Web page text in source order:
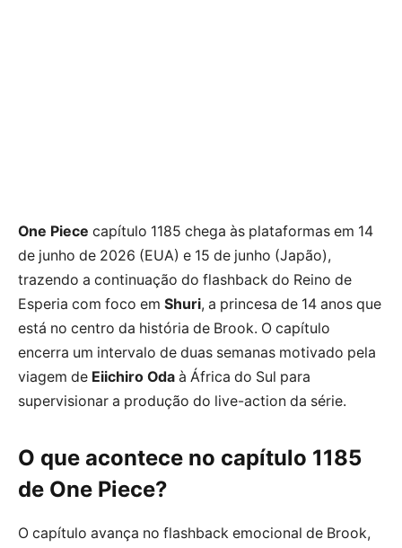
One Piece capítulo 1185 chega às plataformas em 14
de junho de 2026 (EUA) e 15 de junho (Japão),
trazendo a continuação do flashback do Reino de
Esperia com foco em Shuri, a princesa de 14 anos que
está no centro da história de Brook. O capítulo
encerra um intervalo de duas semanas motivado pela
viagem de Eiichiro Oda à África do Sul para
supervisionar a produção do live-action da série.
O que acontece no capítulo 1185
de One Piece?
O capítulo avança no flashback emocional de Brook,